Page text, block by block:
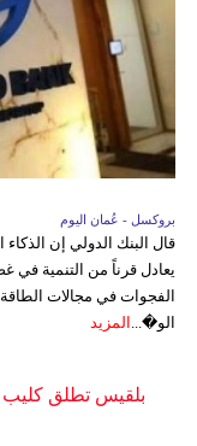
بروكسل - عُمان اليوم
قال البنك الدولي إن
يعادل قرناً من التنمية
الفجوات في مجالات
الو�... المزيد
بلقيس تطلق كليب